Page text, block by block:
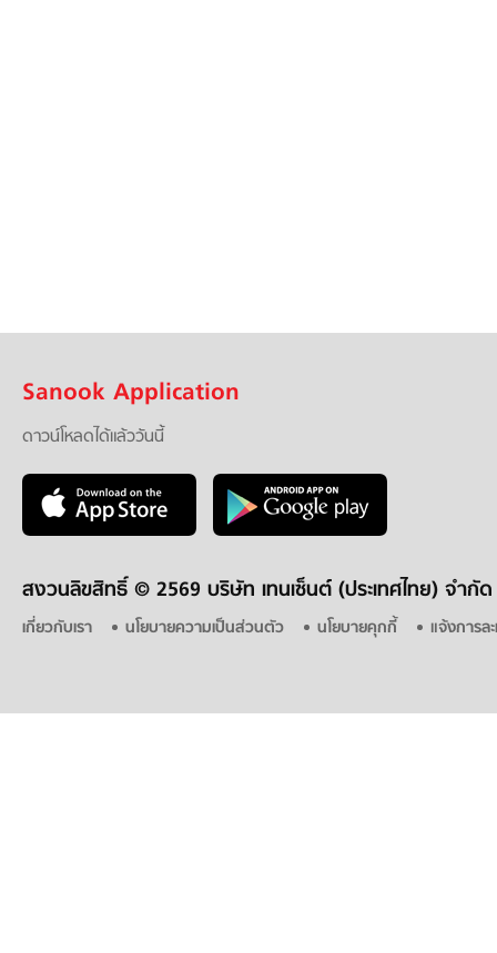
Sanook Application
ดาวน์โหลดได้แล้ววันนี้
สงวนลิขสิทธิ์ © 2569 บริษัท เทนเซ็นต์ (ประเทศไทย) จำกัด
เกี่ยวกับเรา นโยบายความเป็นส่วนตัว นโยบายคุกกี้ แจ้งการล